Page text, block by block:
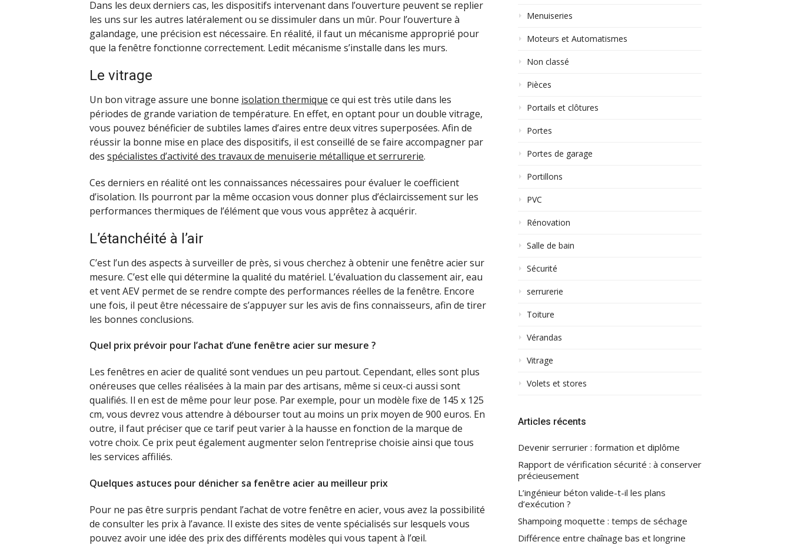
Dans les deux derniers cas, les dispositifs intervenant dans l’ouverture peuvent se replier
les uns sur les autres latéralement ou se dissimuler dans un mûr. Pour l’ouverture à
galandage, une précision est nécessaire. En réalité, il faut un mécanisme approprié pour
que la fenêtre fonctionne correctement. Ledit mécanisme s’installe dans les murs.
Le vitrage
Un bon vitrage assure une bonne isolation thermique ce qui est très utile dans les
périodes de grande variation de température. En effet, en optant pour un double vitrage,
vous pouvez bénéficier de subtiles lames d’aires entre deux vitres superposées. Afin de
réussir la bonne mise en place des dispositifs, il est conseillé de se faire accompagner par
des spécialistes d’activité des travaux de menuiserie métallique et serrurerie.
Ces derniers en réalité ont les connaissances nécessaires pour évaluer le coefficient
d’isolation. Ils pourront par la même occasion vous donner plus d’éclaircissement sur les
performances thermiques de l’élément que vous vous apprêtez à acquérir.
L’étanchéité à l’air
C’est l’un des aspects à surveiller de près, si vous cherchez à obtenir une fenêtre acier sur
mesure. C’est elle qui détermine la qualité du matériel. L’évaluation du classement air, eau
et vent AEV permet de se rendre compte des performances réelles de la fenêtre. Encore
une fois, il peut être nécessaire de s’appuyer sur les avis de fins connaisseurs, afin de tirer
les bonnes conclusions.
Quel prix prévoir pour l’achat d’une fenêtre acier sur mesure ?
Les fenêtres en acier de qualité sont vendues un peu partout. Cependant, elles sont plus
onéreuses que celles réalisées à la main par des artisans, même si ceux-ci aussi sont
qualifiés. Il en est de même pour leur pose. Par exemple, pour un modèle fixe de 145 x 125
cm, vous devrez vous attendre à débourser tout au moins un prix moyen de 900 euros. En
outre, il faut préciser que ce tarif peut varier à la hausse en fonction de la marque de
votre choix. Ce prix peut également augmenter selon l’entreprise choisie ainsi que tous
les services affiliés.
Quelques astuces pour dénicher sa fenêtre acier au meilleur prix
Pour ne pas être surpris pendant l’achat de votre fenêtre en acier, vous avez la possibilité
de consulter les prix à l’avance. Il existe des sites de vente spécialisés sur lesquels vous
pouvez avoir une idée des prix des différents modèles qui vous tapent à l’œil.
Menuiseries
Moteurs et Automatismes
Non classé
Pièces
Portails et clôtures
Portes
Portes de garage
Portillons
PVC
Rénovation
Salle de bain
Sécurité
serrurerie
Toiture
Vérandas
Vitrage
Volets et stores
Articles récents
Devenir serrurier : formation et diplôme
Rapport de vérification sécurité : à conserver
précieusement
L’ingénieur béton valide-t-il les plans
d’exécution ?
Shampoing moquette : temps de séchage
Différence entre chaînage bas et longrine